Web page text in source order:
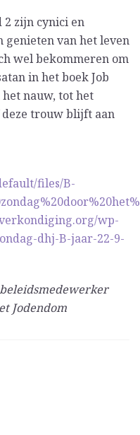
zijn cynici en
van het leven
wel bekommeren om
in het boek Job
nauw, tot het
deze trouw blijft aan
files/B-
wp-
dhj-B-jaar-22-9-
Jodendom